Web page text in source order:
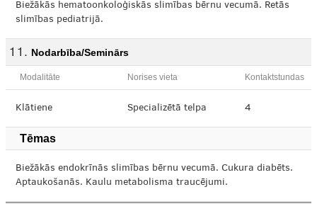
Biežākās hematoonkoloģiskās slimības bērnu vecumā. Retās
slimības pediatrijā.
Nodarbība/Seminārs
Modalitāte Norises vieta Kontaktstundas
Klātiene Specializētā telpa 4
Tēmas
Biežākās endokrīnās slimības bērnu vecumā. Cukura diabēts.
Aptaukošanās. Kaulu metabolisma traucējumi.